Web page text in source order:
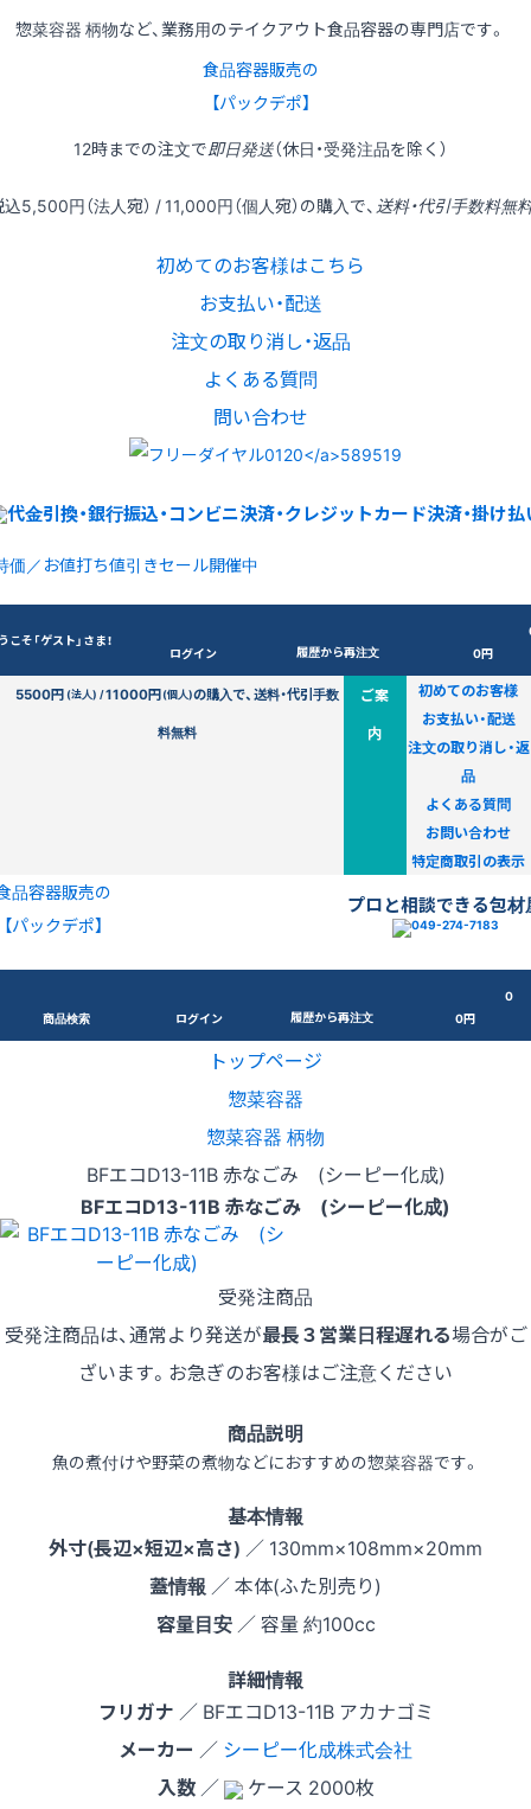
惣菜容器 柄物など、業務用のテイクアウト食品容器の専門店です。
食品容器販売の
【パックデポ】
12時までの注文で即日発送（休日・受発注品を除く）
込5,500円（法人宛） / 11,000円（個人宛）の購入で、 送料・代引手数料無
初めてのお客様はこちら
お支払い・配送
注文の取り消し・返品
よくある質問
問い合わせ
価／お値打ち値引きセール開催中
こそ「ゲスト」さま！
ログイン 履歴から再注文
0円
5500円(法人) /11000円(個人)の購入で、送料・代引手数
料無料
ご案
内
初めてのお客様
お支払い・配送
注文の取り消し・返
品
よくある質問
お問い合わせ
特定商取引の表示
品容器販売の
【パックデポ】
プロと相談できる包材
商品検索 ログイン 履歴から再注文
0
0円
トップページ
惣菜容器
惣菜容器 柄物
BFエコD13-11B 赤なごみ (シーピー化成)
BFエコD13-11B 赤なごみ (シーピー化成)
受発注商品
受発注商品は、通常より発送が最長３営業日程遅れる場合がご
ざいます。お急ぎのお客様はご注意ください
商品説明
魚の煮付けや野菜の煮物などにおすすめの惣菜容器です。
基本情報
外寸(長辺×短辺×高さ) ／ 130mm×108mm×20mm
蓋情報 ／ 本体(ふた別売り)
容量目安／ 容量 約100cc
詳細情報
フリガナ ／ BFエコD13-11B アカナゴミ
メーカー ／ シーピー化成株式会社
入数／
ケース 2000枚